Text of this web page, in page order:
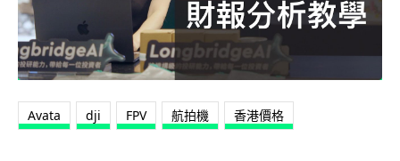
Avata dji FPV 航拍機 香港價格